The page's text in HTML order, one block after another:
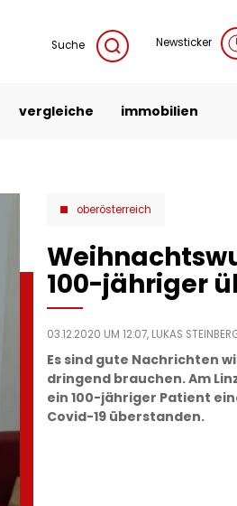
Suche Newsticker
vergleiche immobilien
oberösterreich
100-jähriger
03.12.2020 UM 12:07, LUKAS
Es sind gute Nachrichten
dringend brauchen. Am
ein 100-jähriger Patient
Covid-19 überstanden.